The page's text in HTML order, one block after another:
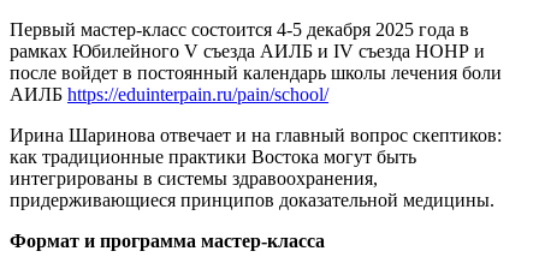
Первый мастер-класс состоится 4-5 декабря 2025 года в
рамках Юбилейного V съезда АИЛБ и IV съезда НОНР и
после войдет в постоянный календарь школы лечения боли
АИЛБ https://eduinterpain.ru/pain/school/
Ирина Шаринова отвечает и на главный вопрос скептиков:
как традиционные практики Востока могут быть
интегрированы в системы здравоохранения,
придерживающиеся принципов доказательной медицины.
Формат и программа мастер-класса